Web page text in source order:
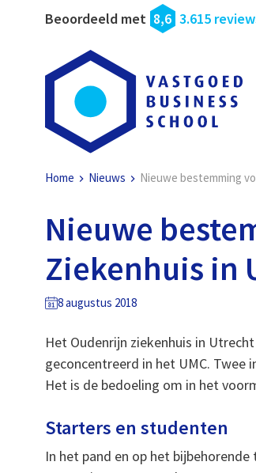
Beoordeeld met 8,6 3.615
Home Nieuws Nieuwe bestemming
Nieuwe
Ziekenhuis in
8 augustus 2018
Het Oudenrijn ziekenhuis in
geconcentreerd in het UMC. Twee
Het is de bedoeling om in het
Starters en studenten
In het pand en op het